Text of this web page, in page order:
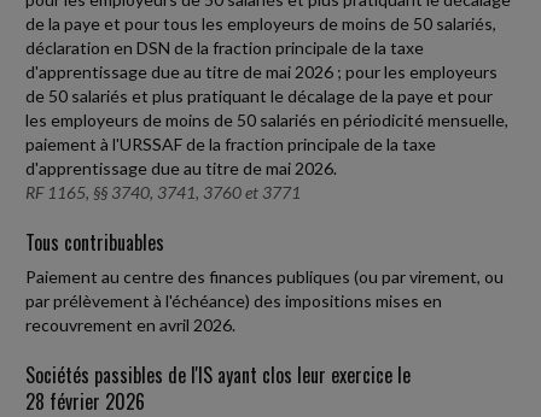
de la paye et pour tous les employeurs de moins de 50 salariés,
déclaration en DSN de la fraction principale de la taxe
d'apprentissage due au titre de mai 2026 ; pour les employeurs
de 50 salariés et plus pratiquant le décalage de la paye et pour
les employeurs de moins de 50 salariés en périodicité mensuelle,
paiement à l'URSSAF de la fraction principale de la taxe
d'apprentissage due au titre de mai 2026.
RF 1165, §§ 3740, 3741, 3760 et 3771
Tous contribuables
Paiement au centre des finances publiques (ou par virement, ou
par prélèvement à l'échéance) des impositions mises en
recouvrement en avril 2026.
Sociétés passibles de l'IS ayant clos leur exercice le
28 février 2026